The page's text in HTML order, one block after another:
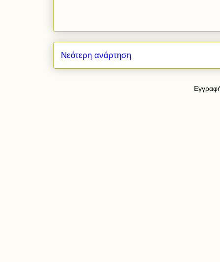
Νεότερη ανάρτηση